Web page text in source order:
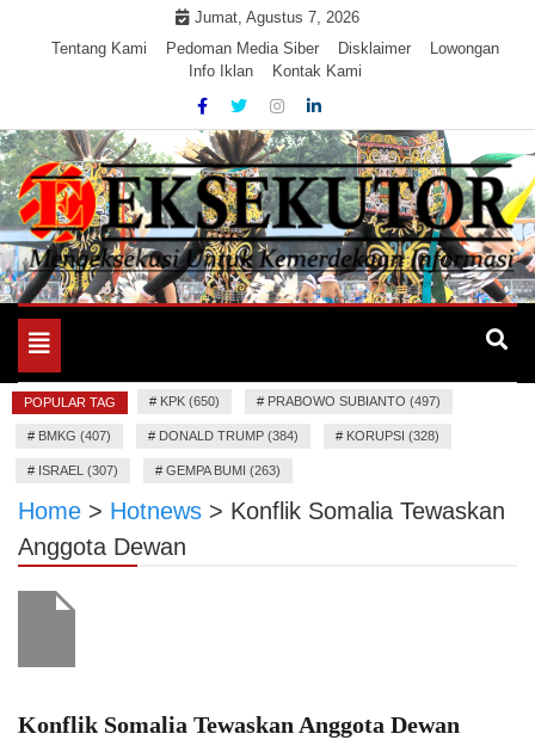
Jumat, Agustus 7, 2026
Tentang Kami
Pedoman Media Siber Disklaimer
Lowongan
Info Iklan
Kontak Kami
EKSEKUTOR
Mengeksekusi Berita Untuk Kemerdekaan dan Keadilan
Toggle
navigation
POPULAR TAG # KPK (650) # PRABOWO SUBIANTO (497)
# BMKG (407) # DONALD TRUMP (384) # KORUPSI (328)
# ISRAEL (307) # GEMPA BUMI (263)
Home > Hotnews > Konflik Somalia Tewaskan
Anggota Dewan
Konflik Somalia Tewaskan Anggota Dewan